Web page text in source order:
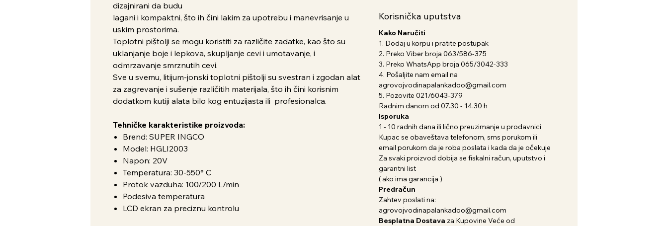
dizajnirani da budu
lagani i kompaktni, što ih čini lakim za upotrebu i manevrisanje u
uskim prostorima.
Toplotni pištolji se mogu koristiti za različite zadatke, kao što su
uklanjanje boje i lepkova, skupljanje cevi i umotavanje, i
odmrzavanje smrznutih cevi.
Sve u svemu, litijum-jonski toplotni pištolji su svestran i zgodan alat
za zagrevanje i sušenje različitih materijala, što ih čini korisnim
dodatkom kutiji alata bilo kog entuzijasta ili profesionalca.
Tehničke karakteristike proizvoda:
Brend: SUPER INGCO
Model: HGLI2003
Napon: 20V
Temperatura: 30-550° C
Protok vazduha: 100/200 L/min
Podesiva temperatura
LCD ekran za preciznu kontrolu
Korisnička uputstva
Kako Naručiti
1. Dodaj u korpu i pratite postupak
2. Preko Viber broja 063/586-375
3. Preko WhatsApp broja 065/3042-333
4. Pošaljite nam email na
agrovojvodinapalankadoo@gmail.com
5. Pozovite 021/6043-379
Radnim danom od 07.30 - 14.30 h
Isporuka
1 - 10 radnih dana ili lično preuzimanje u prodavnici
Kupac se obaveštava telefonom, sms porukom ili
email porukom da je roba poslata i kada da je očekuje
Za svaki proizvod dobija se fiskalni račun, uputstvo i
garantni list
( ako ima garancija )
Predračun
Zahtev poslati na:
agrovojvodinapalankadoo@gmail.com
Besplatna Dostava za Kupovine Veće od